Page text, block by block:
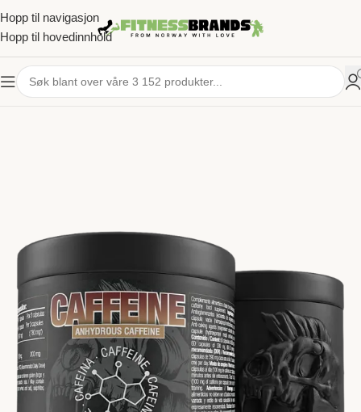
Hopp til navigasjon
Hopp til hovedinnhold
HJEM